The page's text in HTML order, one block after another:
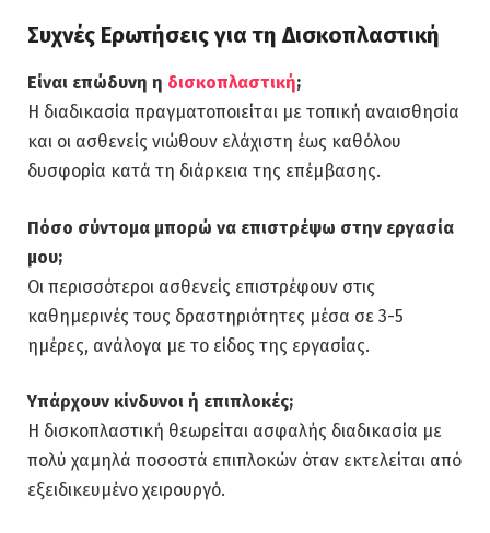
Συχνές Ερωτήσεις για τη Δισκοπλαστική
Είναι επώδυνη η δισκοπλαστική;
Η διαδικασία πραγματοποιείται με τοπική αναισθησία
και οι ασθενείς νιώθουν ελάχιστη έως καθόλου
δυσφορία κατά τη διάρκεια της επέμβασης.
Πόσο σύντομα μπορώ να επιστρέψω στην εργασία
μου;
Οι περισσότεροι ασθενείς επιστρέφουν στις
καθημερινές τους δραστηριότητες μέσα σε 3-5
ημέρες, ανάλογα με το είδος της εργασίας.
Υπάρχουν κίνδυνοι ή επιπλοκές;
Η δισκοπλαστική θεωρείται ασφαλής διαδικασία με
πολύ χαμηλά ποσοστά επιπλοκών όταν εκτελείται από
εξειδικευμένο χειρουργό.